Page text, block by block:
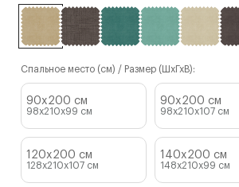
Спальное место (см) / Размер (ШхГхВ):
90x200 см
98x210x99 см
90x200 см
98x210x107 см
120x200 см
128x210x107 см
140x200 см
148x210x99 см